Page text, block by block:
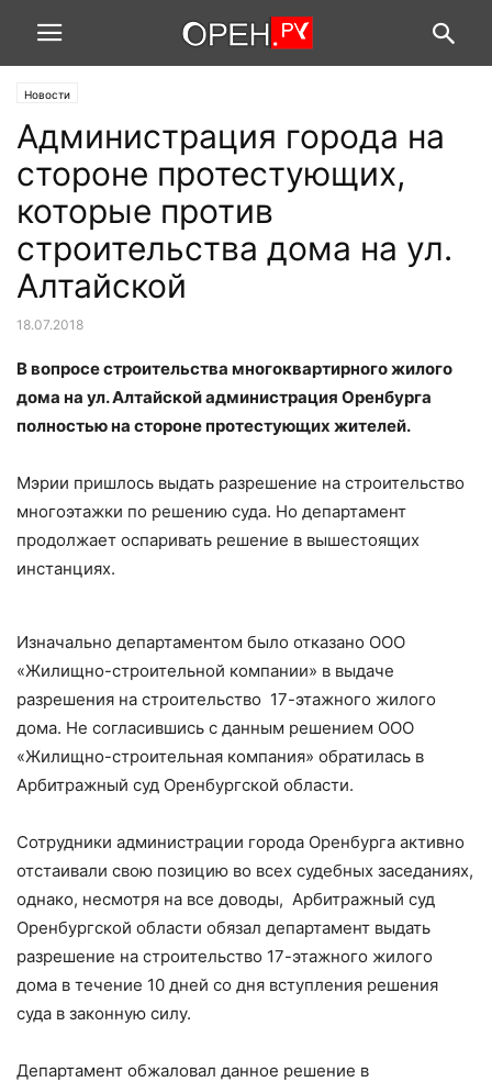
Новости
Администрация города на
стороне протестующих,
которые против
строительства дома на ул.
Алтайской
18.07.2018
В вопросе строительства многоквартирного жилого
дома на ул. Алтайской администрация Оренбурга
полностью на стороне протестующих жителей.
Мэрии пришлось выдать разрешение на строительство
многоэтажки по решению суда. Но департамент
продолжает оспаривать решение в вышестоящих
инстанциях.
Изначально департаментом было отказано ООО
«Жилищно-строительной компании» в выдаче
разрешения на строительство 17-этажного жилого
дома. Не согласившись с данным решением ООО
«Жилищно-строительная компания» обратилась в
Арбитражный суд Оренбургской области.
Сотрудники администрации города Оренбурга активно
отстаивали свою позицию во всех судебных заседаниях,
однако, несмотря на все доводы, Арбитражный суд
Оренбургской области обязал департамент выдать
разрешение на строительство 17-этажного жилого
дома в течение 10 дней со дня вступления решения
суда в законную силу.
Департамент обжаловал данное решение в